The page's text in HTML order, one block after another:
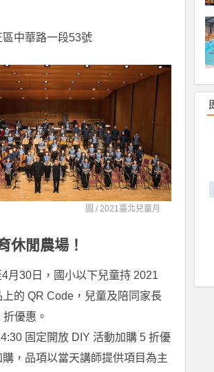
中華路一段53號
圖 /2021臺北兒童月
休閒農場！
月30日，國小以下兒童持 2021
的 QR Code，兒童及陪同家長
優惠。
固定開放 DIY 活動加購 5 折優
，品項以當天講師提供項目為主